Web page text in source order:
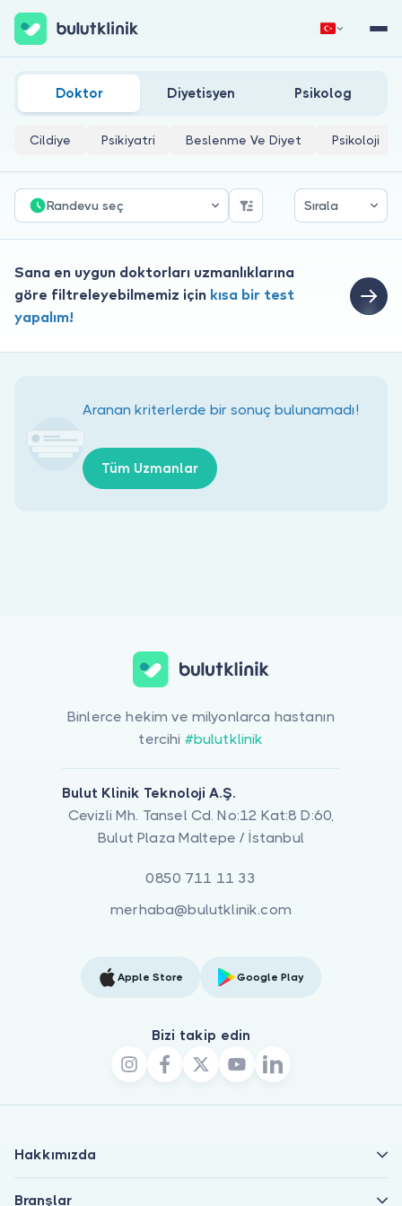
Hastalar için
Doktor musunuz?
Hemen Kaydol Giriş Yap
Ağrı Genel Cerrahi Doktorları
Doktor Diyetisyen Psikolog
Cildiye Psikiyatri Beslenme Ve Diyet Psikoloji
Randevu seç Sırala
Sana en uygun doktorları uzmanlıklarına
göre filtreleyebilmemiz için kısa bir test
yapalım!
Aranan kriterlerde bir sonuç bulunamadı!
Tüm Uzmanlar
Binlerce hekim ve milyonlarca hastanın
tercihi #bulutklinik
Bulut Klinik Teknoloji A.Ş.
Cevizli Mh. Tansel Cd. No:12 Kat:8 D:60,
Bulut Plaza Maltepe / İstanbul
0850 711 11 33
merhaba@bulutklinik.com
Apple Store Google Play
Bizi takip edin
Hakkımızda
Branşlar